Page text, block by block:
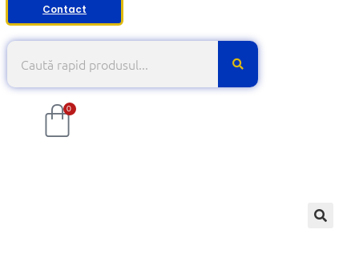
Contact
0